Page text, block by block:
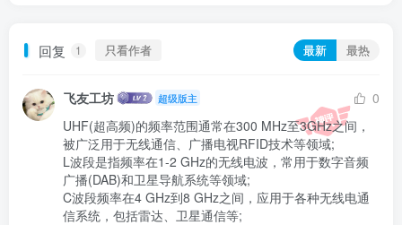
回复 1 只看作者 最新 最热
飞友工坊 超级版主
0
UHF(超高频)的频率范围通常在300 MHz至3GHz之间，
被广泛用于无线通信、广播电视RFID技术等领域;
L波段是指频率在1-2 GHz的无线电波，常用于数字音频
广播(DAB)和卫星导航系统等领域;
C波段频率在4 GHz到8 GHz之间，应用于各种无线电通
信系统，包括雷达、卫星通信等;